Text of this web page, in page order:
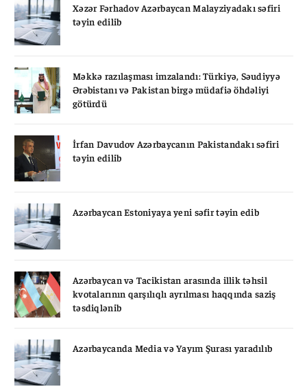
Xəzər Fərhadov Azərbaycan Malayziyadakı səfiri
təyin edilib
Məkkə razılaşması imzalandı: Türkiyə, Səudiyyə
Ərəbistanı və Pakistan birgə müdafiə öhdəliyi
götürdü
İrfan Davudov Azərbaycanın Pakistandakı səfiri
təyin edilib
Azərbaycan Estoniyaya yeni səfir təyin edib
Azərbaycan və Tacikistan arasında illik təhsil
kvotalarının qarşılıqlı ayrılması haqqında saziş
təsdiqlənib
Azərbaycanda Media və Yayım Şurası yaradılıb